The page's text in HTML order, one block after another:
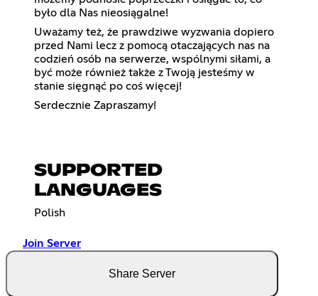
było dla Nas nieosiągalne!
Uważamy też, że prawdziwe wyzwania dopiero
przed Nami lecz z pomocą otaczających nas na
codzień osób na serwerze, wspólnymi siłami, a
być może również także z Twoją jesteśmy w
stanie sięgnąć po coś więcej!
Serdecznie Zapraszamy!
SUPPORTED
LANGUAGES
Polish
Join Server
Share Server